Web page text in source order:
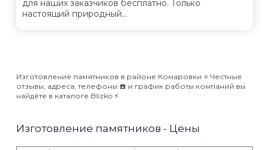
для наших заказчиков бесплатно. Только
настоящий природный...
Изготовление памятников в районе Комаровки ⭐️ Честные
отзывы, адреса, телефоны ☎️ и график работы компаний вы
найдёте в каталоге Blizko ⚡️
Изготовление памятников - Цены